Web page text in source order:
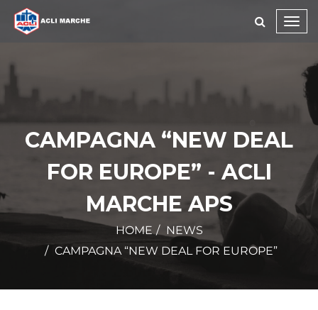
CAMPAGNA “NEW DEAL
FOR EUROPE” - ACLI
MARCHE APS
HOME
NEWS
CAMPAGNA “NEW DEAL FOR EUROPE”